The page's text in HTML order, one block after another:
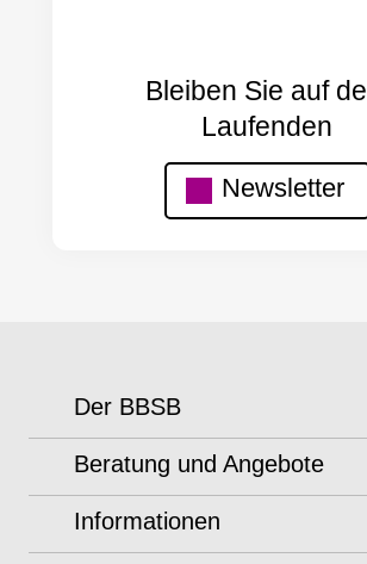
Bleiben Sie auf
Laufenden
Newsletter
Der BBSB
Beratung und Angebote
Informationen